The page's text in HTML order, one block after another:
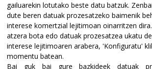
gailuarekin lotutako beste datu batzuk.
dute beren datuak prozesatzeko baimenik
interese komertzial lejitimoan oinarritzen
atzera bota edo datuak prozesatzea ukatu
interese lejitimoaren arabera, 'Konfiguratu'
momentu batean.
Bai guk bai gure bazkideek datuak